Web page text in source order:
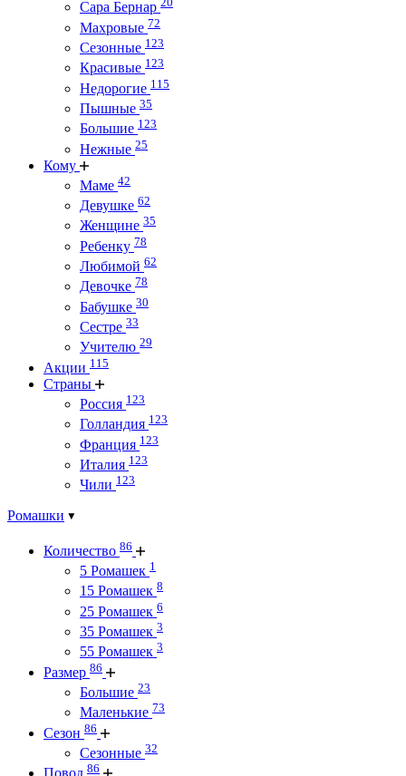
Сара Бернар
Махровые 72
Сезонные 123
Красивые 123
Недорогие 115
Пышные 35
Большие 123
Нежные 25
Кому
Маме 42
Девушке 62
Женщине 35
Ребенку 78
Любимой 62
Девочке 78
Бабушке 30
Сестре 33
Учителю 29
Акции 115
Страны
Россия 123
Голландия 123
Франция 123
Италия 123
Чили 123
Ромашки
Количество 86
5 Ромашек 1
15 Ромашек 8
25 Ромашек 6
35 Ромашек 3
55 Ромашек 3
Размер 86
Большие 23
Маленькие 73
Сезон 86
Сезонные 32
86